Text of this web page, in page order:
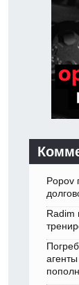
Popov
Radim